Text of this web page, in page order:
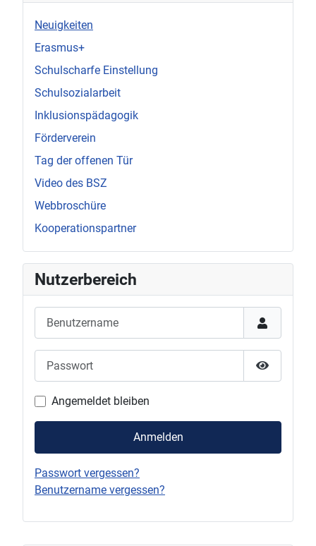
Neuigkeiten
Erasmus+
Schulscharfe Einstellung
Schulsozialarbeit
Inklusionspädagogik
Förderverein
Tag der offenen Tür
Video des BSZ
Webbroschüre
Kooperationspartner
Nutzerbereich
Passwort
Angemeldet bleiben
Anmelden
Passwort vergessen?
Benutzername vergessen?